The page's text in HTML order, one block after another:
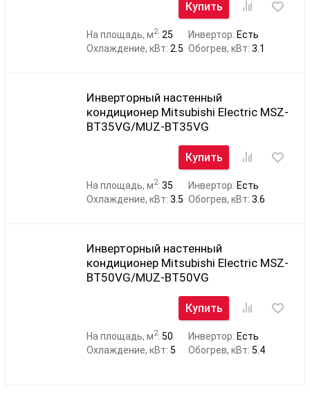
Купить
На площадь, м2: 25 Инвертор: Есть
Охлаждение, кВт: 2.5 Обогрев, кВт:3.1
Инверторный настенный
кондиционер Mitsubishi Electric MSZ-
BT35VG/MUZ-BT35VG
Купить
На площадь, м2: 35 Инвертор: Есть
Охлаждение, кВт: 3.5 Обогрев, кВт:3.6
Инверторный настенный
кондиционер Mitsubishi Electric MSZ-
BT50VG/MUZ-BT50VG
Купить
На площадь, м2: 50 Инвертор: Есть
Охлаждение, кВт: 5 Обогрев, кВт:5.4